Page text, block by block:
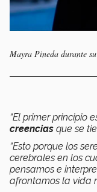
Mayra Pineda durante
“El primer principio
creencias que se
“Esto porque los
cerebrales en los
pensamos e
afrontamos la vida